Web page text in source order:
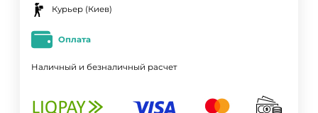
Курьер (Киев)
Оплата
Наличный и безналичный расчет